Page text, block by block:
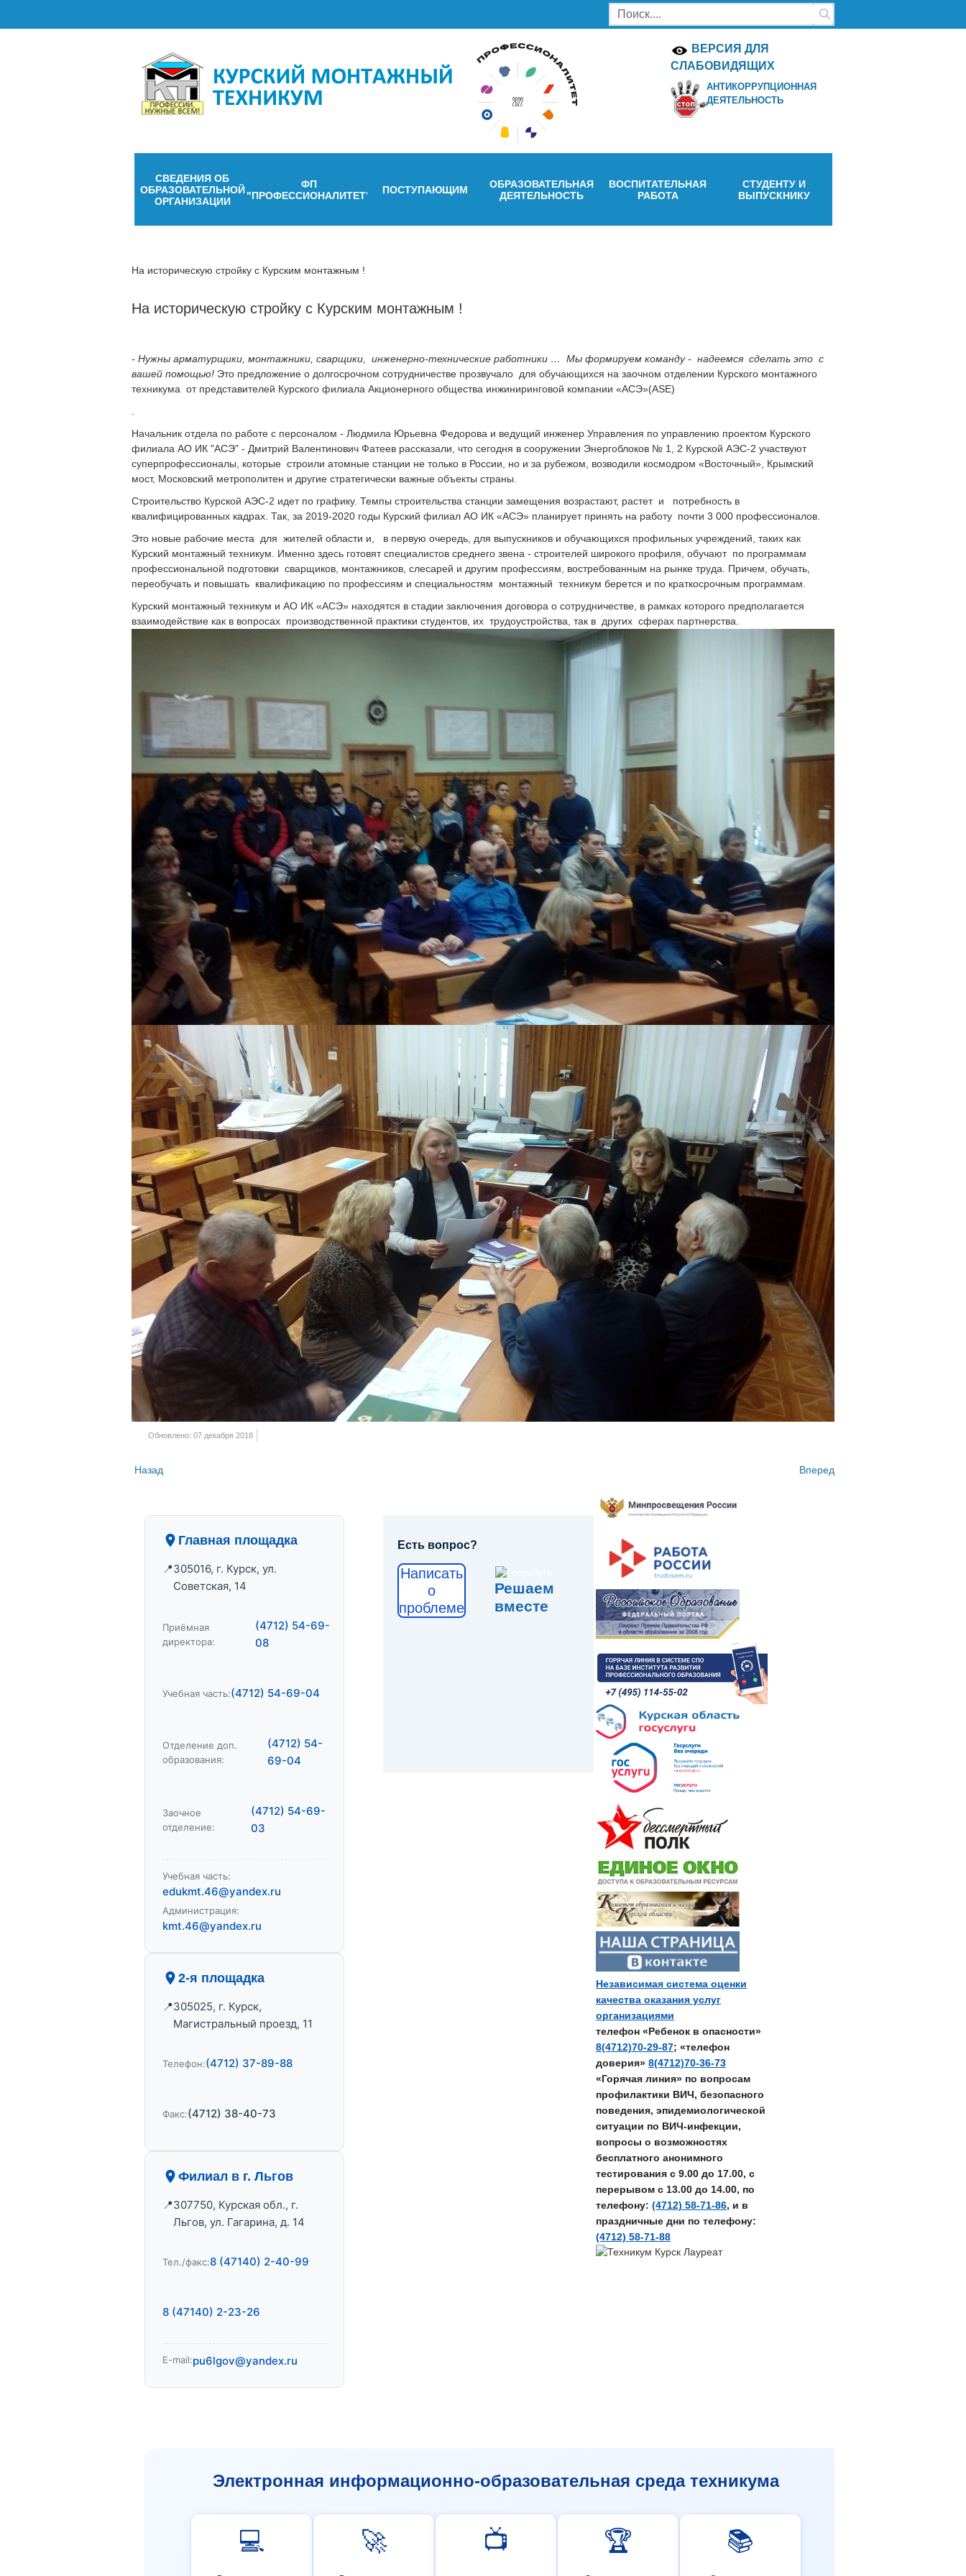
ВЕРСИЯ ДЛЯ
СЛАБОВИДЯЩИХ
АНТИКОРРУПЦИОННАЯ
ДЕЯТЕЛЬНОСТЬ
СВЕДЕНИЯ ОБ
ОБРАЗОВАТЕЛЬНОЙ
ОРГАНИЗАЦИИ
ФП
"ПРОФЕССИОНАЛИТЕТ"
ПОСТУПАЮЩИМ
ОБРАЗОВАТЕЛЬНАЯ
ДЕЯТЕЛЬНОСТЬ
ВОСПИТАТЕЛЬНАЯ
РАБОТА
СТУДЕНТУ И
ВЫПУСКНИКУ
На историческую стройку с Курским монтажным !
На историческую стройку с Курским монтажным !
- Нужны арматурщики, монтажники, сварщики, инженерно-технические работники … Мы формируем команду - надеемся сделать это с
вашей помощью! Это предложение о долгосрочном сотрудничестве прозвучало для обучающихся на заочном отделении Курского монтажного
техникума от представителей Курского филиала Акционерного общества инжиниринговой компании «АСЭ»(ASE)
Начальник отдела по работе с персоналом - Людмила Юрьевна Федорова и ведущий инженер Управления по управлению проектом Курского
филиала АО ИК "АСЭ" - Дмитрий Валентинович Фатеев рассказали, что сегодня в сооружении Энергоблоков № 1, 2 Курской АЭС-2 участвуют
суперпрофессионалы, которые строили атомные станции не только в России, но и за рубежом, возводили космодром «Восточный», Крымский
мост, Московский метрополитен и другие стратегически важные объекты страны.
Строительство Курской АЭС-2 идет по графику. Темпы строительства станции замещения возрастают, растет и потребность в
квалифицированных кадрах. Так, за 2019-2020 годы Курский филиал АО ИК «АСЭ» планирует принять на работу почти 3 000 профессионалов.
Это новые рабочие места для жителей области и, в первую очередь, для выпускников и обучающихся профильных учреждений, таких как
Курский монтажный техникум. Именно здесь готовят специалистов среднего звена - строителей широкого профиля, обучают по программам
профессиональной подготовки сварщиков, монтажников, слесарей и другим профессиям, востребованным на рынке труда. Причем, обучать,
переобучать и повышать квалификацию по профессиям и специальностям монтажный техникум берется и по краткосрочным программам.
Курский монтажный техникум и АО ИК «АСЭ» находятся в стадии заключения договора о сотрудничестве, в рамках которого предполагается
взаимодействие как в вопросах производственной практики студентов, их трудоустройства, так в других сферах партнерства.
Обновлено: 07 декабря 2018
Назад Вперед
Главная площадка
305016, г. Курск, ул.
Советская, 14
Приёмная
директора:
(4712) 54-69-
08
Учебная часть:(4712) 54-69-04
Отделение доп.
образования:
(4712) 54-
69-04
Заочное
отделение:
(4712) 54-69-
03
Учебная часть:
edukmt.46@yandex.ru
Администрация:
kmt.46@yandex.ru
2-я площадка
305025, г. Курск,
Магистральный проезд, 11
Телефон:(4712) 37-89-88
Факс:(4712) 38-40-73
Филиал в г. Льгов
307750, Курская обл., г.
Льгов, ул. Гагарина, д. 14
Тел./факс:8 (47140) 2-40-99
8 (47140) 2-23-26
E-mail:pu6lgov@yandex.ru
Есть вопрос?
Написать
о
проблеме
Решаем
вместе
Независимая система оценки
качества оказания услуг
организациями
телефон «Ребенок в опасности»
8(4712)70-29-87; «телефон
доверия» 8(4712)70-36-73
«Горячая линия» по вопросам
профилактики ВИЧ, безопасного
поведения, эпидемиологической
ситуации по ВИЧ-инфекции,
вопросы о возможностях
бесплатного анонимного
тестирования с 9.00 до 17.00, с
перерывом с 13.00 до 14.00, по
телефону: (4712) 58-71-86, и в
праздничные дни по телефону:
(4712) 58-71-88
Электронная информационно-образовательная среда техникума
💻 🚀 📺 🏆 📚